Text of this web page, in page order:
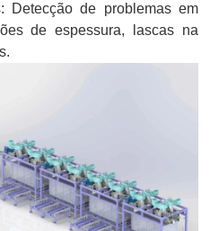
Detecção de problemas em
de espessura, lascas na